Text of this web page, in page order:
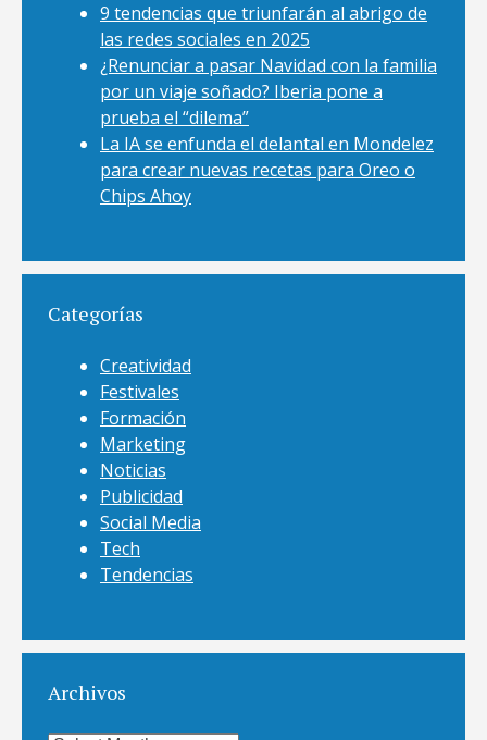
9 tendencias que triunfarán al abrigo de
las redes sociales en 2025
¿Renunciar a pasar Navidad con la familia
por un viaje soñado? Iberia pone a
prueba el “dilema”
La IA se enfunda el delantal en Mondelez
para crear nuevas recetas para Oreo o
Chips Ahoy
Categorías
Creatividad
Festivales
Formación
Marketing
Noticias
Publicidad
Social Media
Tech
Tendencias
Archivos